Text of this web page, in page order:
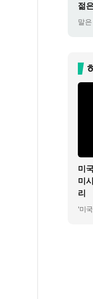
젊
말
미
미
리
'미